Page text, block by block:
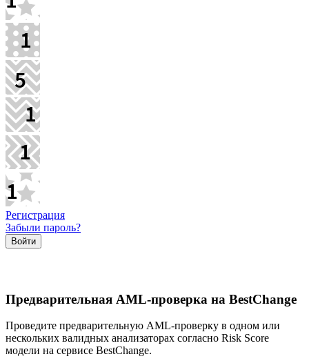
Регистрация
Забыли пароль?
Предварительная AML-проверка на BestChange
Проведите предварительную AML-проверку в одном или
нескольких валидных анализаторах согласно Risk Score
модели на сервисе BestChange.